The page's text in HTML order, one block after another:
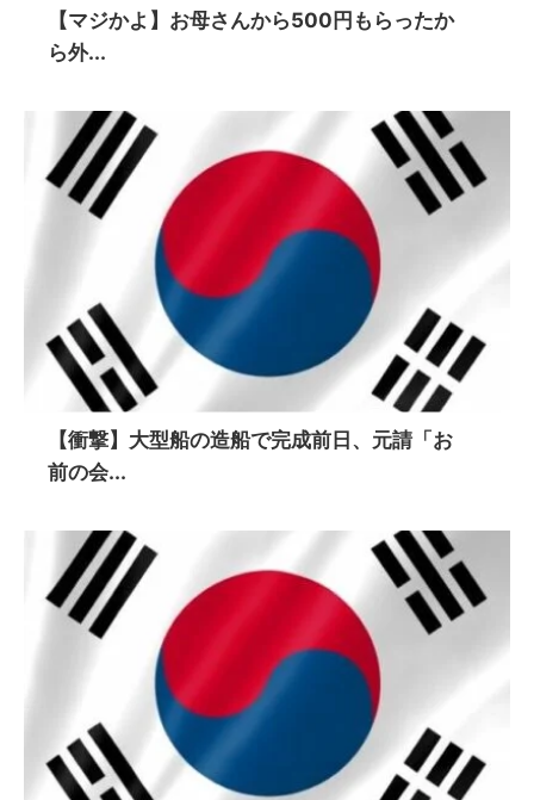
【マジかよ】お母さんから500円もらったか
ら外...
【衝撃】大型船の造船で完成前日、元請「お
前の会...